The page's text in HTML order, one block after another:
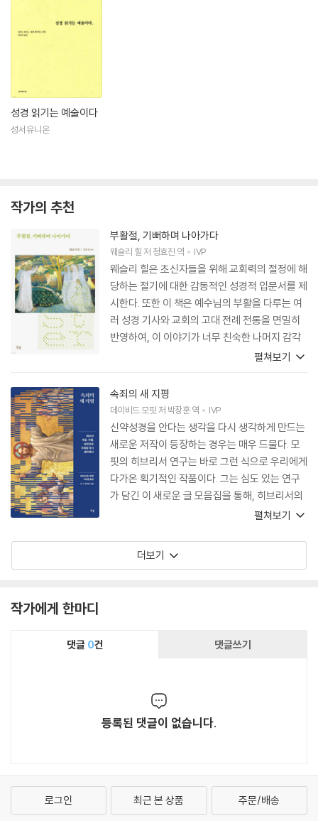
성경 읽기는 예술이다
성서유니온
작가의 추천
부활절, 기뻐하며 나아가다
웨슬리 힐저 정효진 역 IVP
웨슬리 힐은 초신자들을 위해 교회력의 절정에 해
당하는 절기에 대한 감동적인 성경적 입문서를 제
시한다. 또한 이 책은 예수님의 부활을 다루는 여
러 성경 기사와 교회의 고대 전례 전통을 면밀히
반영하여, 이 이야기가 너무 친숙한 나머지 감각
이 무뎌진 이들에게도 부활절의 의미에 관한 시적
다. 설교자와 성경공부 모임을 비롯해, 부활의 신
비를 숙고하고자 하는 모든 이에게 탁월한 자료가
될 책이다.
펼쳐보기
속죄의 새 지평
데이비드 모핏저 박장훈역 IVP
신약성경을 안다는 생각을 다시 생각하게 만드는
새로운 저작이 등장하는 경우는 매우 드물다. 모
핏의 히브리서 연구는 바로 그런 식으로 우리에게
다가온 획기적인 작품이다. 그는 심도 있는 연구
가 담긴 이 새로운 글 모음집을 통해, 히브리서의
부활과 속죄에 대한 자신의 초기 해석을 기초로
문서들의 신학도 함께 조명한다. 명확하고 엄격한
주해를 이해하는 훈련을 받은 이들에게 이 책은
펼쳐보기
더보기
작가에게 한마디
댓글 0건 댓글쓰기
등록된 댓글이 없습니다.
로그인 최근 본 상품 주문/배송